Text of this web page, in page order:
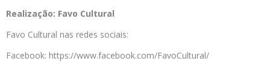
Realização: Favo Cultural
Favo Cultural nas redes sociais:
Facebook: https://www.facebook.com/FavoCultural/